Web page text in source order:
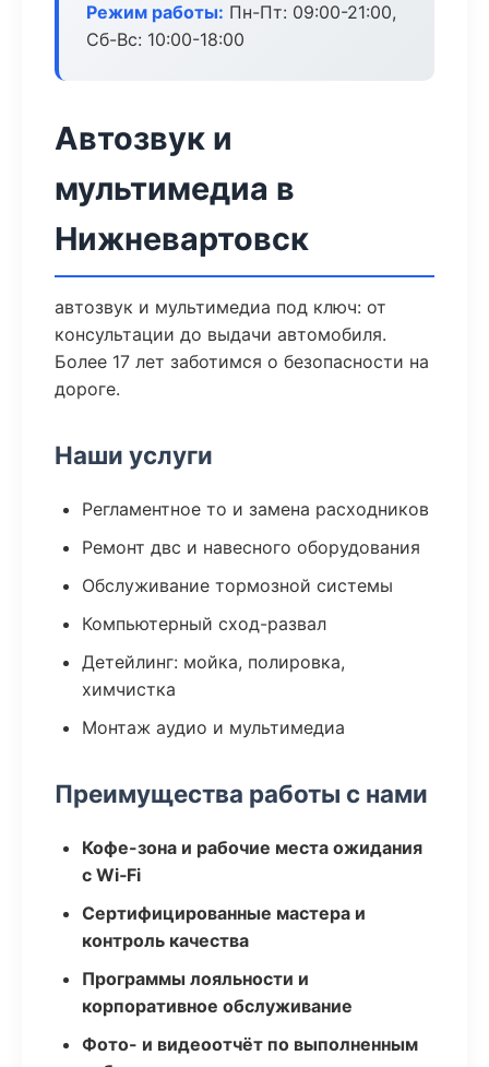
Режим работы: Пн-Пт: 09:00-21:00,
Сб-Вс: 10:00-18:00
Автозвук и
мультимедиа в
Нижневартовск
автозвук и мультимедиа под ключ: от
консультации до выдачи автомобиля.
Более 17 лет заботимся о безопасности на
дороге.
Наши услуги
Регламентное то и замена расходников
Ремонт двс и навесного оборудования
Обслуживание тормозной системы
Компьютерный сход-развал
Детейлинг: мойка, полировка,
химчистка
Монтаж аудио и мультимедиа
Преимущества работы с нами
Кофе-зона и рабочие места ожидания
с Wi‑Fi
Сертифицированные мастера и
контроль качества
Программы лояльности и
корпоративное обслуживание
Фото- и видеоотчёт по выполненным